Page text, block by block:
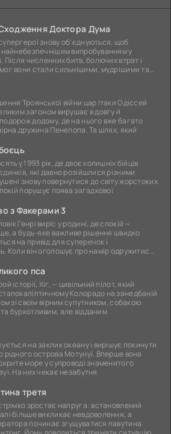
Доктора Дума
знову об'єднуються, щоб
найнебезпечнішим випробуванням у
Після численних битв, болючих втрат і
вони стали сильнішими, мудрішими та
Троянської війни цар Ітаки Одіссей
загоном вирушає в довгу й
додому, де на нього вже багато
дружина Пенелопа. Та шлях, який
у 1993 рік, де двоє колишніх бійців
які давно розійшлися різними
знову повернутися до світу жорстоких
порушує поява загадкової
з Факерами 3
Генрі виріс у родині, де спокій —
а будь-яке важливе рішення швидко
на привід для суперечок і
Коли він оголошує про намір одружитися,
пса
історії, Хіг, — цивільний пілот, який
Колорадо на занедбаній
зі своїм вірним супутником, собакою
буркотливим, але відданим
на заклик океану і вирішує покинути
рідного острова Мотунуї. Вперше вона
море у супроводі знаменитого
На них чекає незабутня
третя
зростає напруга: встановлений
більше викликає невдоволення, а
починає згущуватися павутина